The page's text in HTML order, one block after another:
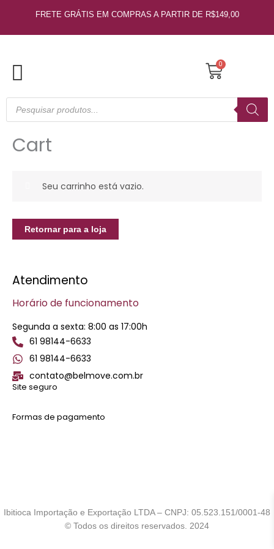
o
FRETE GRÁTIS EM COMPRAS A PARTIR DE R$149,00
0
Cart
Pesquisar
produtos
Cart
Seu carrinho está vazio.
Retornar para a loja
Atendimento
Horário de funcionamento
Segunda a sexta: 8:00 as 17:00h
61 98144-6633
61 98144-6633
contato@belmove.com.br
Site seguro
Formas de pagamento
Ibitioca Importação e Exportação LTDA – CNPJ: 05.523.151/0001-48
© Todos os direitos reservados. 2024